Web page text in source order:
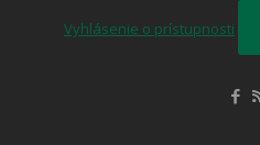
Vyhlásenie o prístupnosti